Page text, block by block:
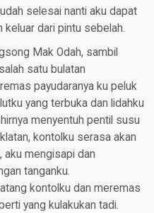
selesai nanti aku dapat
dari pintu sebelah.
Mak Odah, sambil
satu bulatan
payudaranya ku peluk
yang terbuka dan lidahku
menyentuh pentil susu
kontolku serasa akan
mengisapi dan
tanganku.
kontolku dan meremas
yang kulakukan tadi.